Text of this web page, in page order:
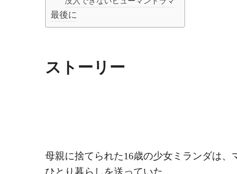
最後に
ストーリー
母親に捨てられた16歳の少女ミランダは、
ひとり暮らしを送っていた。